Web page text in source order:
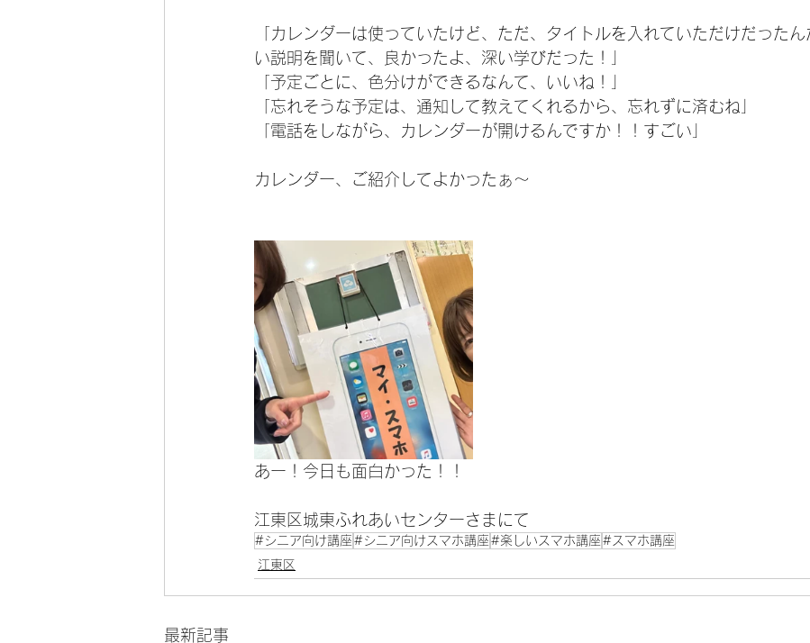
「カレンダーは使っていたけど、ただ、タイトルを入れていただけだった
い説明を聞いて、良かったよ、深い学びだった！」
「予定ごとに、色分けができるなんて、いいね！」
「忘れそうな予定は、通知して教えてくれるから、忘れずに済むね」
「電話をしながら、カレンダーが開けるんですか！！すごい」
カレンダー、ご紹介してよかったぁ～
あー！今日も面白かった！！
江東区城東ふれあいセンターさまにて
#シニア向け講座 #シニア向けスマホ講座 #楽しいスマホ講座 #スマホ講座
江東区
最新記事